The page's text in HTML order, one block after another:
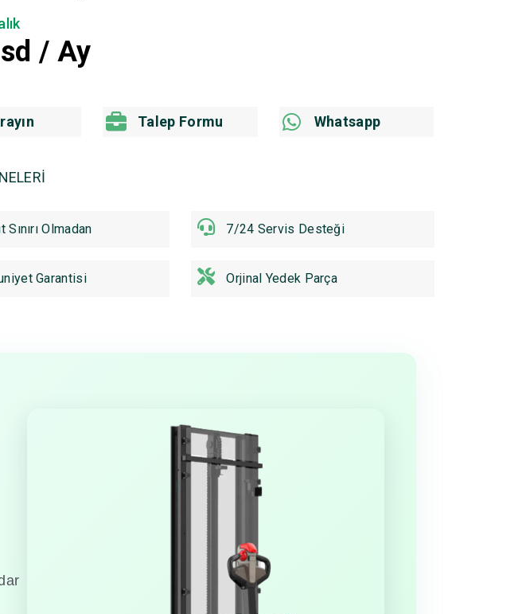
/ Ay
Talep Formu Whatsapp
Sınırı Olmadan 7/24 Servis Desteği
Garantisi Orjinal Yedek Parça